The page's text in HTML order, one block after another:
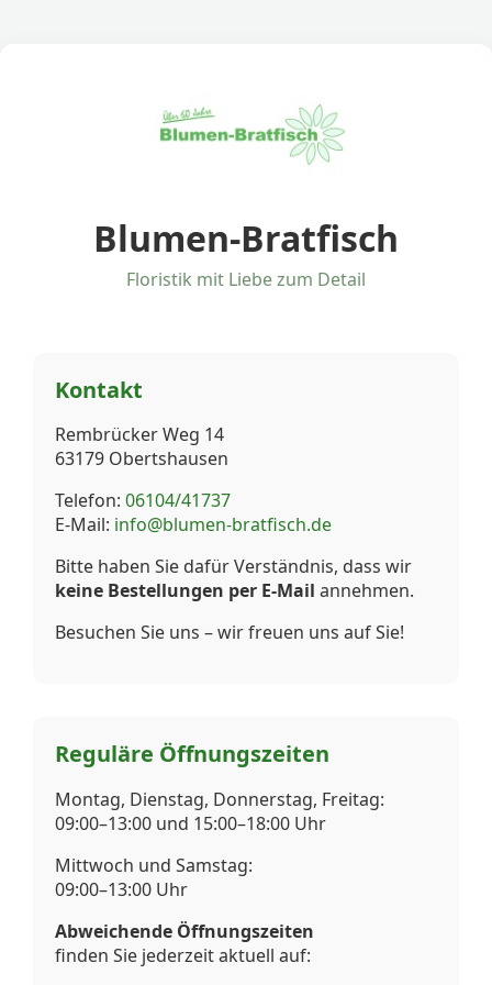
Blumen-Bratfisch
Floristik mit Liebe zum Detail
Kontakt
Rembrücker Weg 14
63179 Obertshausen
Telefon: 06104/41737
E-Mail: info@blumen-bratfisch.de
Bitte haben Sie dafür Verständnis, dass wir
keine Bestellungen per E-Mail annehmen.
Besuchen Sie uns – wir freuen uns auf Sie!
Reguläre Öffnungszeiten
Montag, Dienstag, Donnerstag, Freitag:
09:00–13:00 und 15:00–18:00 Uhr
Mittwoch und Samstag:
09:00–13:00 Uhr
Abweichende Öffnungszeiten
finden Sie jederzeit aktuell auf: